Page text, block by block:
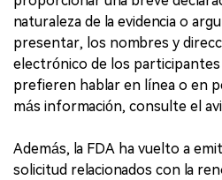
naturaleza de la evidencia o
presentar, los nombres y
electrónico de los participantes
prefieren hablar en línea o en
más información, consulte el
Además, la FDA ha vuelto a
solicitud relacionados con la